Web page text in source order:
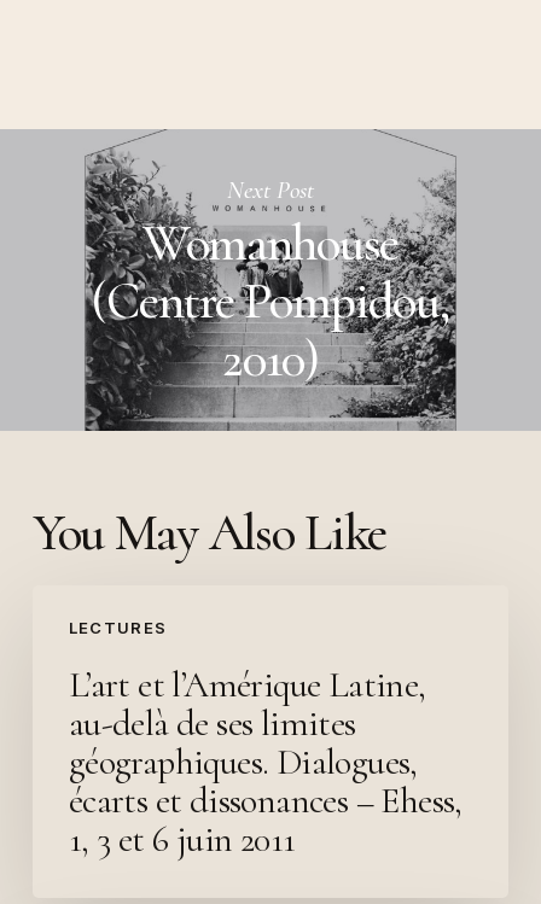
Next Post
Womanhouse
(Centre Pompidou,
2010)
You May Also Like
LECTURES
l’Amérique
Latine,L’art et l’Amérique Latine,
au-delà de ses limites
géographiques. Dialogues,
écarts et dissonances – Ehess,
1, 3 et 6 juin 2011